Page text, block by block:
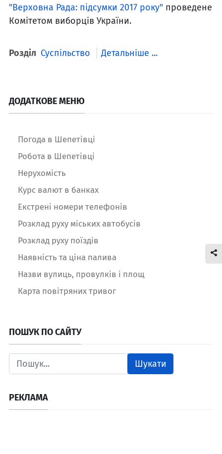
"Верховна Рада: підсумки 2017 року" проведене
Комітетом виборців України.
Розділ Суспільство Детальніше ...
ДОДАТКОВЕ МЕНЮ
Погода в Шепетівці
Робота в Шепетівці
Нерухомість
Курс валют в банках
Екстрені номери телефонів
Розклад руху міських автобусів
Розклад руху поїздів
Наявність та ціна палива
Назви вулиць, провулків і площ
Карта повітряних тривог
ПОШУК ПО САЙТУ
Шукати
РЕКЛАМА